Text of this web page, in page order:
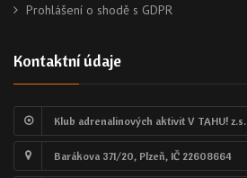
Prohlášení o shodě s GDPR
Kontaktní údaje
Klub adrenalinových aktivit V TAHU! z.s.
Barákova 371/20, Plzeň, IČ 22608664